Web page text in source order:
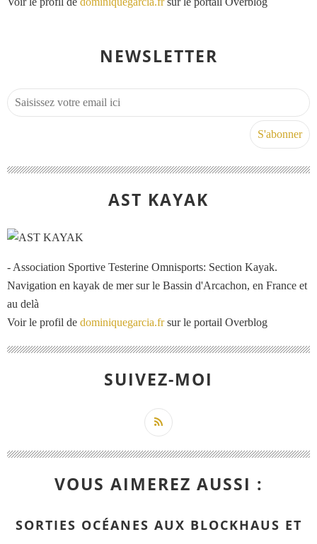
NEWSLETTER
AST KAYAK
- Association Sportive Testerine Omnisports: Section Kayak.
Navigation en kayak de mer sur le Bassin d'Arcachon, en France et
au delà
Voir le profil de dominiquegarcia.frsur le portail Overblog
SUIVEZ-MOI
VOUS AIMEREZ AUSSI :
SORTIES OCÉANES AUX BLOCKHAUS ET